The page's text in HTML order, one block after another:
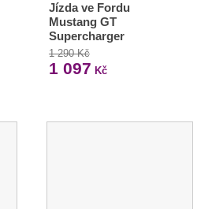
Jízda ve Fordu
Mustang GT
Supercharger
1 290 Kč
1 097 Kč